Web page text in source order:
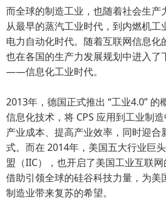
而全球的制造工业，也随着社会生产
从最早的蒸汽工业时代，到内燃机工
电力自动化时代。随着互联网信息化
也在各国的生产力发展规划中进入了
——信息化工业时代。
2013年，德国正式推出 “工业4.0” 的
信息化技术，将 CPS 应用到工业制
产业成本、提高产业效率，同时迎合
式。而在 2014年，美国五大行业巨
盟（IIC），也开启了美国工业互联
借助引领全球的硅谷科技力量，为美
制造业带来复苏的希望。